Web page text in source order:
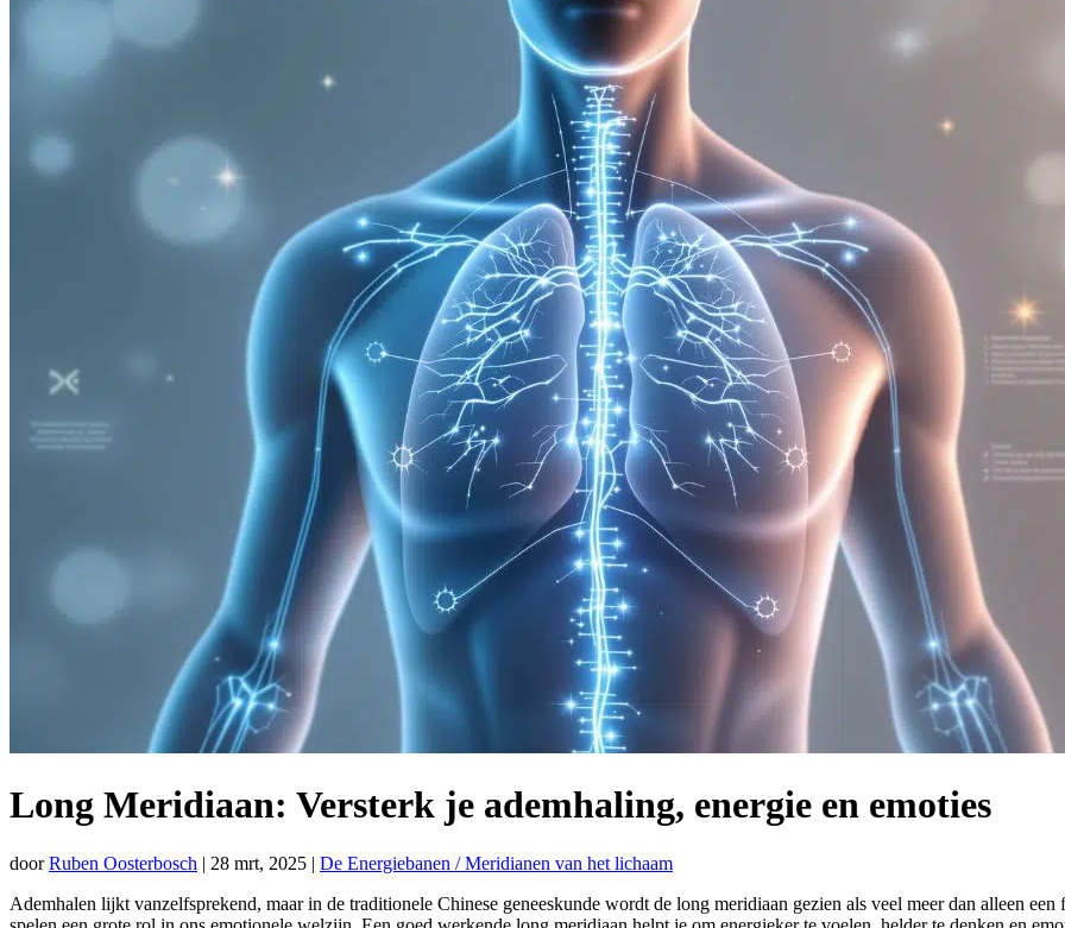
Long Meridiaan: Versterk je ademhaling, energie en emoties
doorRuben Oosterbosch | 28 mrt, 2025 | De Energiebanen / Meridianen van het lichaam
Ademhalen lijkt vanzelfsprekend, maar in de traditionele Chinese geneeskunde wordt de long meridiaan gezien als veel meer dan alleen